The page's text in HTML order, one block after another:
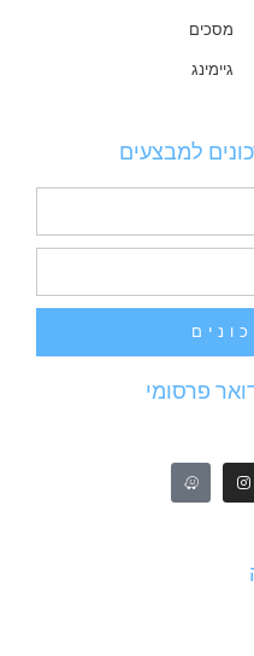
מסכים
גיימינג
למבצעים
פרסומי